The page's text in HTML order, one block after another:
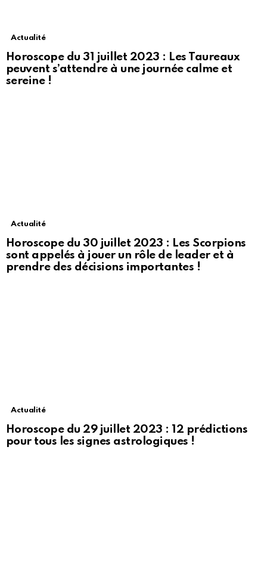
Actualité
Horoscope du 31 juillet 2023 : Les Taureaux
peuvent s’attendre à une journée calme et
sereine !
Actualité
Horoscope du 30 juillet 2023 : Les Scorpions
sont appelés à jouer un rôle de leader et à
prendre des décisions importantes !
Actualité
Horoscope du 29 juillet 2023 : 12 prédictions
pour tous les signes astrologiques !